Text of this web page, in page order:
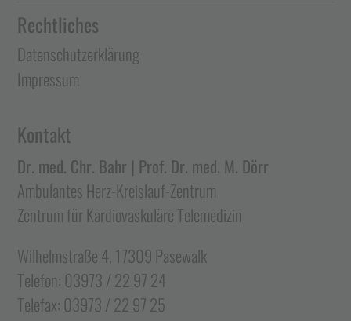
Rechtliches
Datenschutzerklärung
Impressum
Kontakt
Dr. med. Chr. Bahr | Prof. Dr. med. M. Dörr
Ambulantes Herz-Kreislauf-Zentrum
Zentrum für Kardiovaskuläre Telemedizin
Wilhelmstraße 4, 17309 Pasewalk
Telefon: 03973 / 22 97 24
Telefax: 03973 / 22 97 25